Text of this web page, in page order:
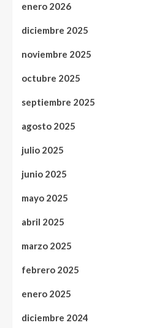
enero 2026
diciembre 2025
noviembre 2025
octubre 2025
septiembre 2025
agosto 2025
julio 2025
junio 2025
mayo 2025
abril 2025
marzo 2025
febrero 2025
enero 2025
diciembre 2024